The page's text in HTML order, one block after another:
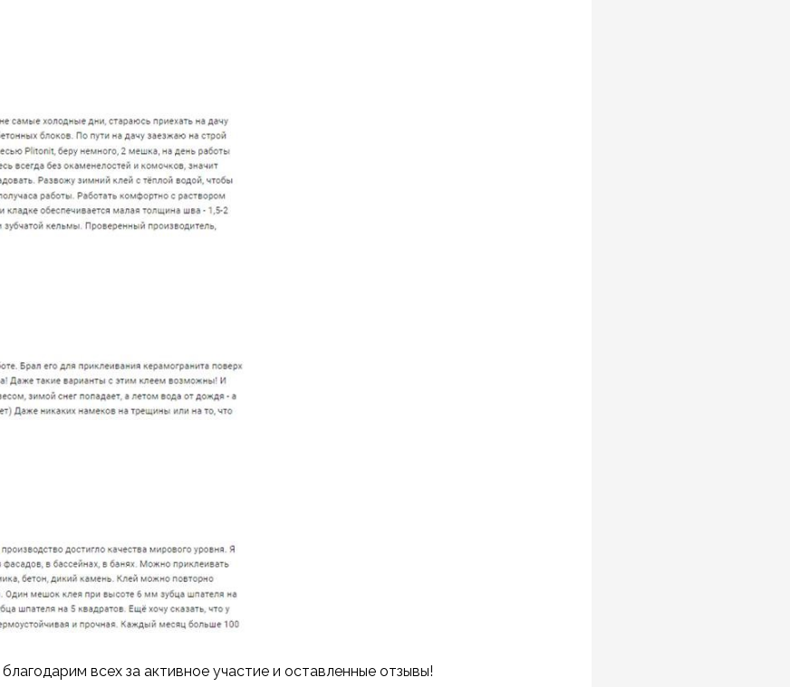
всех за активное участие и оставленные отзывы!